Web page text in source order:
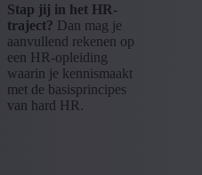
Stap jij in het HR-
traject? Dan mag je
aanvullend rekenen op
een HR-opleiding
waarin je kennismaakt
met de basisprincipes
van hard HR.